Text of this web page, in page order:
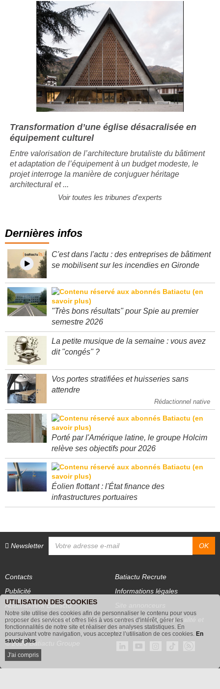
Transformation d’une église désacralisée en
équipement culturel
Entre valorisation de l’architecture brutaliste du bâtiment
et adaptation de l’équipement à un budget modeste, le
projet interroge la manière de conjuguer héritage
Dernières infos
C'est dans l'actu : des entreprises de bâtiment
"Très bons résultats" pour Spie au premier
La petite musique de la semaine : vous avez
Vos portes stratifiées et huisseries sans
Rédactionnel native
Porté par l'Amérique latine, le groupe Holcim
Éolien flottant : l'État finance des
Publicité
Abonnement Batiactu
Voir les contenus+ de Batiactu
Site annonceurs
Politique de confidentialité et
cookies
© 2026 Batiactu Groupe
UTILISATION DES COOKIES
Notre site utilise des cookies afin de personnaliser le contenu pour vous
proposer des services et offres liés à vos centres d'intérêt, gérer les
fonctionnalités de notre site et réaliser des analyses statistiques. En
poursuivant votre navigation, vous acceptez l’utilisation de ces cookies. En
savoir plus
J'ai compris